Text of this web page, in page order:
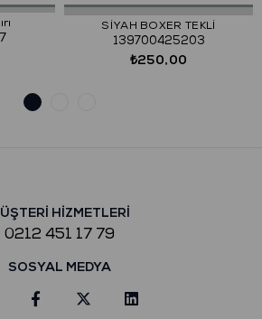
SİYAH BOXER TEKLİ
139700425203
₺250,00
HİZMETLERİ
0212 451 17 79
SOSYAL MEDYA